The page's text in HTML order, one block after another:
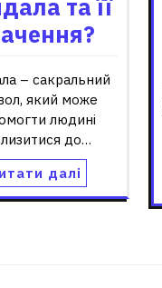
та її
– сакральний
який може
людині
до…
далі